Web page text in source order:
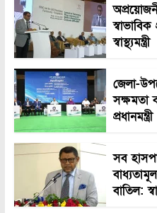
স্বাস্থ্যমন্ত্রী
জেলা-
সক্ষমতা
প্রধানমন্ত্রী
সব
বাতিল: